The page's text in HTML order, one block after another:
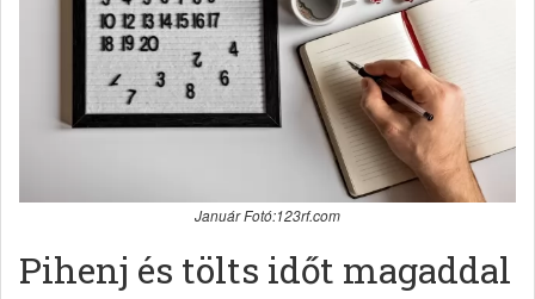
Január Fotó:123rf.com
Pihenj és tölts időt magaddal